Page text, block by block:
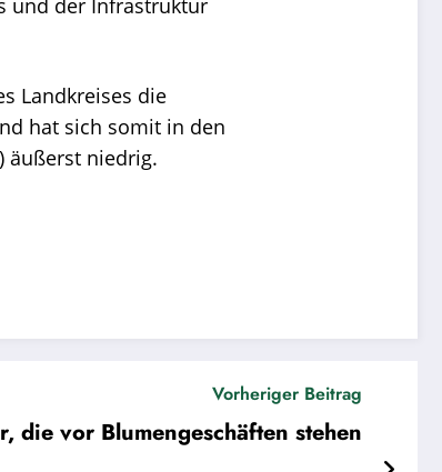
und der Infrastruktur
Landkreises die
hat sich somit in den
äußerst niedrig.
Vorheriger Beitrag
die vor Blumengeschäften stehen